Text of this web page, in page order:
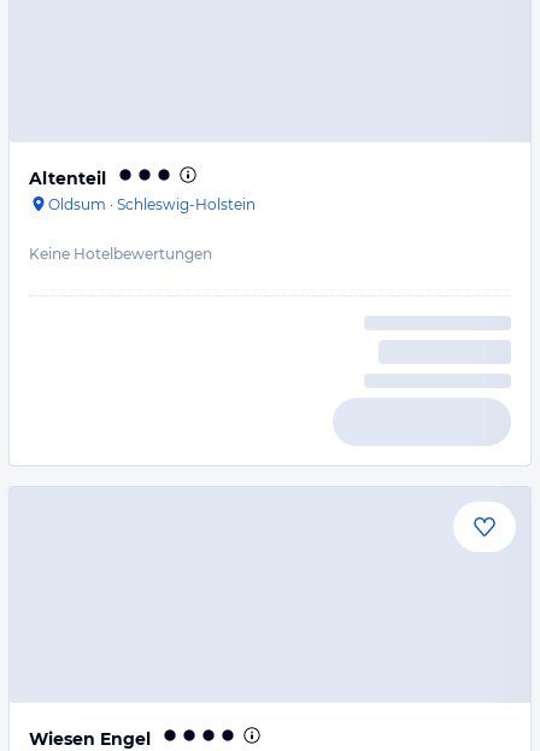
Altenteil
Oldsum · Schleswig-Holstein
Keine Hotelbewertungen
Wiesen Engel